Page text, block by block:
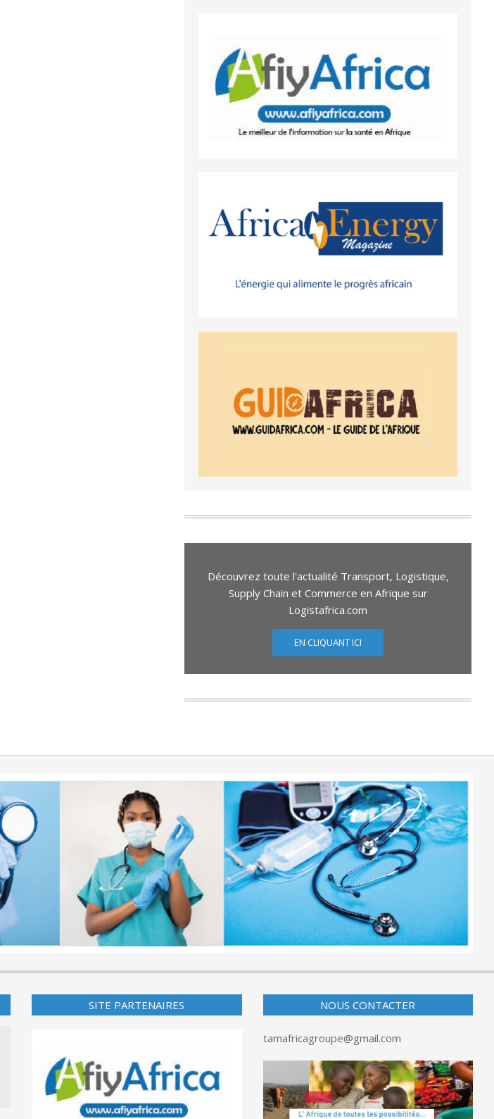
Découvrez toute l'actualité Transport, Logistique,
Supply Chain et Commerce en Afrique sur
Logistafrica.com
EN CLIQUANT ICI
SITE PARTENAIRES NOUS CONTACTER
tamafricagroupe@gmail.com